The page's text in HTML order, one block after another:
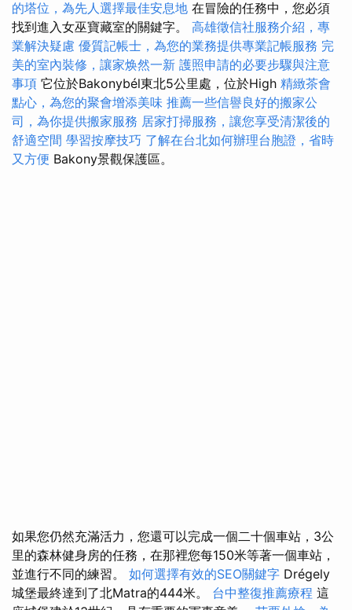
的塔位，為先人選擇最佳安息地 在冒險的任務中，您必須
找到進入女巫寶藏室的關鍵字。 高雄徵信社服務介紹，專
業解決疑慮 優質記帳士，為您的業務提供專業記帳服務 完
美的室內裝修，讓家焕然一新 護照申請的必要步驟與注意
事項 它位於Bakonybél東北5公里處，位於High 精緻茶會
點心，為您的聚會增添美味 推薦一些信譽良好的搬家公
司，為你提供搬家服務 居家打掃服務，讓您享受清潔後的
舒適空間 學習按摩技巧 了解在台北如何辦理台胞證，省時
又方便 Bakony景觀保護區。
如果您仍然充滿活力，您還可以完成一個二十個車站，3公
里的森林健身房的任務，在那裡您每150米等著一個車站，
並進行不同的練習。 如何選擇有效的SEO關鍵字 Drégely
城堡最終達到了北Matra的444米。 台中整復推薦療程 這